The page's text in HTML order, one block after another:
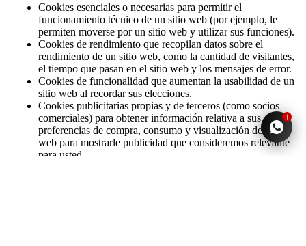
Cookies esenciales o necesarias para permitir el
funcionamiento técnico de un sitio web (por ejemplo, le
permiten moverse por un sitio web y utilizar sus funciones).
Cookies de rendimiento que recopilan datos sobre el
rendimiento de un sitio web, como la cantidad de visitantes,
el tiempo que pasan en el sitio web y los mensajes de error.
Cookies de funcionalidad que aumentan la usabilidad de un
sitio web al recordar sus elecciones.
Cookies publicitarias propias y de terceros (como socios
comerciales) para obtener información relativa a sus
preferencias de compra, consumo y visualización de sitios
web para mostrarle publicidad que consideremos relevante
para usted.
1